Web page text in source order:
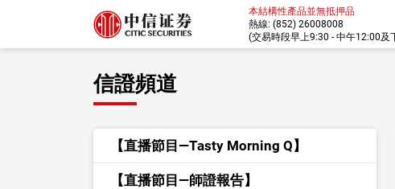
本結構性產品並無抵押品
熱線: (852) 26008008
(交易時段早上9:30 - 中午12:00及
信證頻道
【直播節目—Tasty Morning Q】
【直播節目—師證報告】